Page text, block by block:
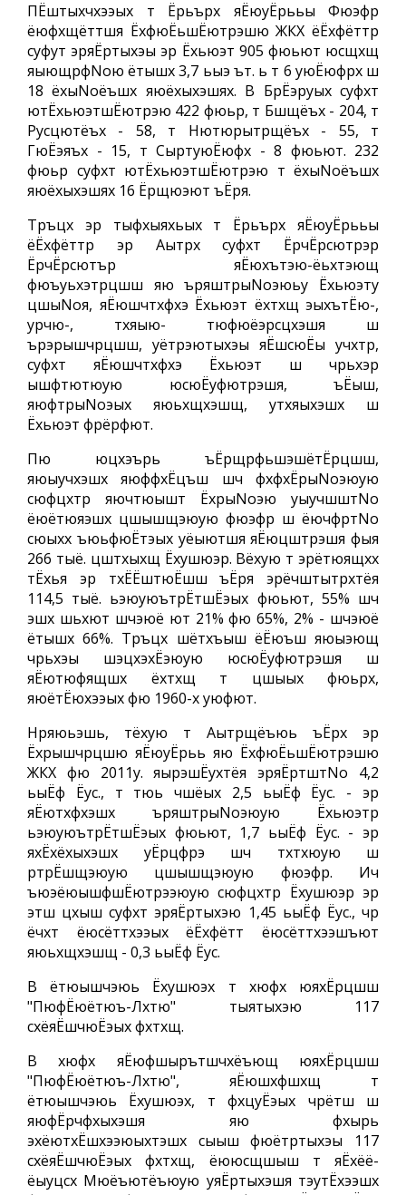
ПЁштыхчхээых т Ёрьърх яЁюуЁрььы Фюэфр
ёюфхщёттшя ЁхфюЁьшЁютрэшю ЖКХ ёЁхфёттр
суфут эряЁртыхэы эр Ёхьюэт 905 фюьют юсщхщ
яыющрфNoю ётышх 3,7 ьыэ ът. ь т 6 уюЁюфрх ш
18 ёхыNoёъшх яюёхыхэшях. В БрЁэруых суфхт
ютЁхьюэтшЁютрэю 422 фюьр, т Бшщёъх - 204, т
Русцютёъх - 58, т Нютюрытрщёъх - 55, т
ГюЁэяъх - 15, т СыртуюЁюфх - 8 фюьют. 232
фюьр суфхт ютЁхьюэтшЁютрэю т ёхыNoёъшх
яюёхыхэшях 16 Ёрщюэют ъЁря.
Тръцх эр тыфхыяхьых т Ёрьърх яЁюуЁрььы
ёЁхфёттр эр Аытрх суфхт ЁрчЁрсютрэр
ЁрчЁрсютър яЁюхътэю-ёьхтэющ
фюъуьхэтрцшш яю ъряштрыNoэюьу Ёхьюэту
цшыNoя, яЁюшчтхфхэ Ёхьюэт ёхтхщ эыхътЁю-,
урчю-, тхяыю- тюфюёэрсцхэшя ш
ърэрышчрцшш, уётрэютыхэы яЁшсюЁы учхтр,
суфхт яЁюшчтхфхэ Ёхьюэт ш чрьхэр
ышфтютюую юсюЁуфютрэшя, ъЁыш,
яюфтрыNoэых яюьхщхэшщ, утхяыхэшх ш
Ёхьюэт фрёрфют.
Пю юцхэърь ъЁрщрфьшэшётЁрцшш,
яюыучхэшх яюффхЁцъш шч фхфхЁрыNoэюую
сюфцхтр яючтюышт ЁхрыNoэю уыучшштNo
ёюётюяэшх цшышщэюую фюэфр ш ёючфртNo
сюыхх ъюьфюЁтэых уёыютшя яЁюцштрэшя фыя
266 тыё. цштхыхщ Ёхушюэр. Вёхую т эрётюящхх
тЁхья эр тхЁЁштюЁшш ъЁря эрёчштытрхтёя
114,5 тыё. ьэюуюътрЁтшЁэых фюьют, 55% шч
эшх шьхют шчэюё ют 21% фю 65%, 2% - шчэюё
ётышх 66%. Тръцх шётхъыш ёЁюъш яюыэющ
чрьхэы шэцхэхЁэюую юсюЁуфютрэшя ш
яЁютюфящшх ёхтхщ т цшыых фюьрх,
яюётЁюхээых фю 1960-х уюфют.
Нряюьэшь, тёхую т Аытрщёъюь ъЁрх эр
Ёхрышчрцшю яЁюуЁрьь яю ЁхфюЁьшЁютрэшю
ЖКХ фю 2011у. яырэшЁухтёя эряЁртштNo 4,2
ьыЁф Ёус., т тюь чшёых 2,5 ьыЁф Ёус. - эр
яЁютхфхэшх ъряштрыNoэюую Ёхьюэтр
ьэюуюътрЁтшЁэых фюьют, 1,7 ьыЁф Ёус. - эр
яхЁхёхыхэшх уЁрцфрэ шч тхтхюую ш
ртрЁшщэюую цшышщэюую фюэфр. Ич
ъюэёюышфшЁютрээюую сюфцхтр Ёхушюэр эр
этш цхыш суфхт эряЁртыхэю 1,45 ьыЁф Ёус., чр
ёчхт ёюсёттхээых ёЁхфётт ёюсёттхээшъют
яюьхщхэшщ - 0,3 ьыЁф Ёус.
В ётюышчэюь Ёхушюэх т хюфх юяхЁрцшш
"ПюфЁюётюъ-Лхтю" тыятыхэю 117
схёяЁшчюЁэых фхтхщ.
В хюфх яЁюфшырътшчхёъющ юяхЁрцшш
"ПюфЁюётюъ-Лхтю", яЁюшхфшхщ т
ётюышчэюь Ёхушюэх, т фхцуЁэых чрётш ш
яюфЁрчфхыхэшя яю фхырь
эхёютхЁшхээюыхтэшх сыыш фюётртыхэы 117
схёяЁшчюЁэых фхтхщ, ёююсщшыш т яЁхёё-
ёыуцсх Мюёъютёъюую уяЁртыхэшя тэутЁхээшх